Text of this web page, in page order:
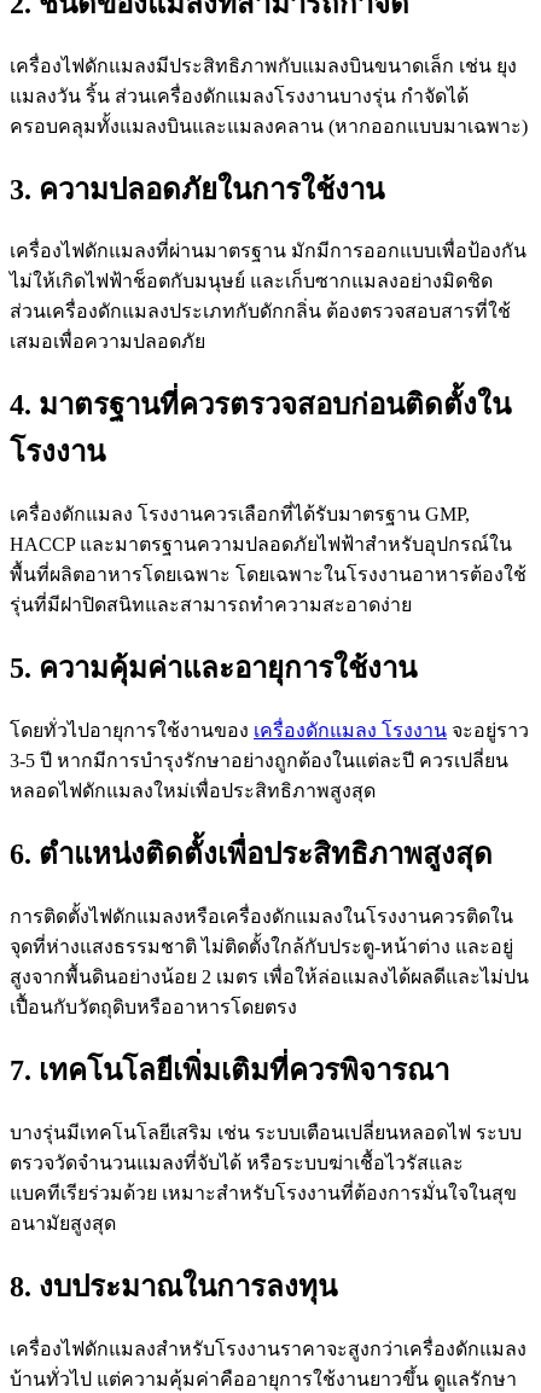
เครื่องไฟดักแมลงมีประสิทธิภาพกับแมลงบินขนาดเล็ก เช่น ยุง
แมลงวัน ริ้น ส่วนเครื่องดักแมลงโรงงานบางรุ่น กำจัดได้
ครอบคลุมทั้งแมลงบินและแมลงคลาน (หากออกแบบมาเฉพาะ)
3. ความปลอดภัยในการใช้งาน
เครื่องไฟดักแมลงที่ผ่านมาตรฐาน มักมีการออกแบบเพื่อป้องกัน
ไม่ให้เกิดไฟฟ้าช็อตกับมนุษย์ และเก็บซากแมลงอย่างมิดชิด
ส่วนเครื่องดักแมลงประเภทกับดักกลิ่น ต้องตรวจสอบสารที่ใช้
เสมอเพื่อความปลอดภัย
4. มาตรฐานที่ควรตรวจสอบก่อนติดตั้งใน
โรงงาน
เครื่องดักแมลง โรงงานควรเลือกที่ได้รับมาตรฐาน GMP,
HACCP และมาตรฐานความปลอดภัยไฟฟ้าสำหรับอุปกรณ์ใน
พื้นที่ผลิตอาหารโดยเฉพาะ โดยเฉพาะในโรงงานอาหารต้องใช้
รุ่นที่มีฝาปิดสนิทและสามารถทำความสะอาดง่าย
5. ความคุ้มค่าและอายุการใช้งาน
โดยทั่วไปอายุการใช้งานของ เครื่องดักแมลง โรงงาน จะอยู่ราว
3-5 ปี หากมีการบำรุงรักษาอย่างถูกต้องในแต่ละปี ควรเปลี่ยน
หลอดไฟดักแมลงใหม่เพื่อประสิทธิภาพสูงสุด
6. ตำแหน่งติดตั้งเพื่อประสิทธิภาพสูงสุด
การติดตั้งไฟดักแมลงหรือเครื่องดักแมลงในโรงงานควรติดใน
จุดที่ห่างแสงธรรมชาติ ไม่ติดตั้งใกล้กับประตู-หน้าต่าง และอยู่
สูงจากพื้นดินอย่างน้อย 2 เมตร เพื่อให้ล่อแมลงได้ผลดีและไม่ปน
เปื้อนกับวัตถุดิบหรืออาหารโดยตรง
7. เทคโนโลยีเพิ่มเติมที่ควรพิจารณา
บางรุ่นมีเทคโนโลยีเสริม เช่น ระบบเตือนเปลี่ยนหลอดไฟ ระบบ
ตรวจวัดจำนวนแมลงที่จับได้ หรือระบบฆ่าเชื้อไวรัสและ
แบคทีเรียร่วมด้วย เหมาะสำหรับโรงงานที่ต้องการมั่นใจในสุข
อนามัยสูงสุด
8. งบประมาณในการลงทุน
เครื่องไฟดักแมลงสำหรับโรงงานราคาจะสูงกว่าเครื่องดักแมลง
บ้านทั่วไป แต่ความคุ้มค่าคืออายุการใช้งานยาวขึ้น ดูแลรักษา